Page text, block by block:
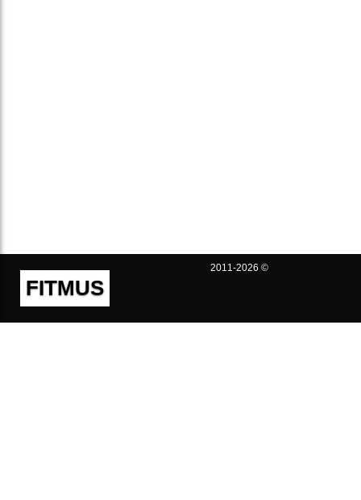
FITMUS
2011-2026 ©